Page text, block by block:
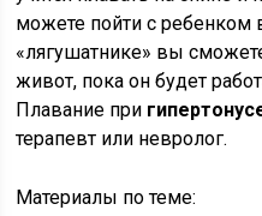
можете пойти с ребенком
«лягушатнике» вы
живот, пока он будет
Плавание при
терапевт или невролог.
Материалы по теме: